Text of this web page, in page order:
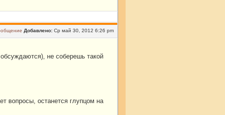
Добавлено: Ср май 30, 2012 6:26 pm
не соберешь такой
вопросы, останется глупцом на